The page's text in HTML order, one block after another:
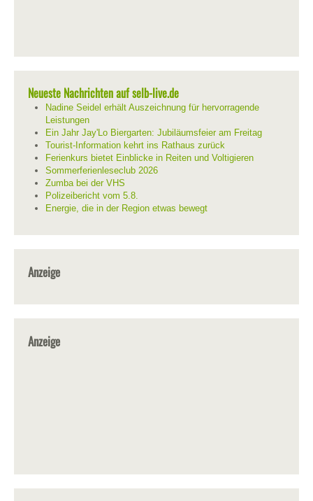
Neueste Nachrichten auf selb-live.de
Nadine Seidel erhält Auszeichnung für hervorragende
Leistungen
Ein Jahr Jay'Lo Biergarten: Jubiläumsfeier am Freitag
Tourist-Information kehrt ins Rathaus zurück
Ferienkurs bietet Einblicke in Reiten und Voltigieren
Sommerferienleseclub 2026
Zumba bei der VHS
Polizeibericht vom 5.8.
Energie, die in der Region etwas bewegt
Anzeige
Anzeige